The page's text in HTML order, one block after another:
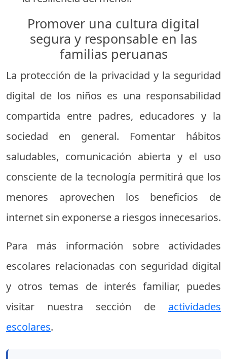
Promover una cultura digital
segura y responsable en las
familias peruanas
La protección de la privacidad y la seguridad
digital de los niños es una responsabilidad
compartida entre padres, educadores y la
sociedad en general. Fomentar hábitos
saludables, comunicación abierta y el uso
consciente de la tecnología permitirá que los
menores aprovechen los beneficios de
internet sin exponerse a riesgos innecesarios.
Para más información sobre actividades
escolares relacionadas con seguridad digital
y otros temas de interés familiar, puedes
visitar nuestra sección de actividades
escolares.